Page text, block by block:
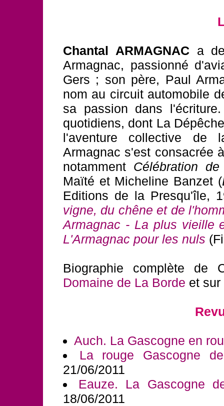
Chantal ARMAGNACa de
Armagnac, passionné
Gers ; son père, Paul
nom au circuit automobile
sa passion dans
quotidiens, dont La
l'aventure collective de
Armagnac s'est consacrée
notamment Célébration
Maïté et Micheline Banzet (
Editions de la Presqu'île,
vigne, du chêne et de
Armagnac - La plus vieille
L'Armagnac pour les nuls
Biographie complète de
Domaine de La Borde et
Auch. La Gascogne en
La rouge Gascogne
21/06/2011
Eauze. La Gascogne
18/06/2011